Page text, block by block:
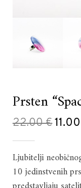
Prsten
22.00€
was:
11.00
Ljubitelji
10 jedinstvenih